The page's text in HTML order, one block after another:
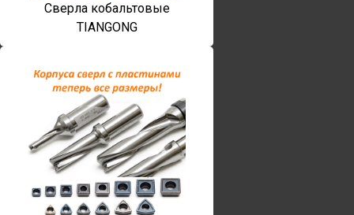
Сверла кобальтовые
TIANGONG